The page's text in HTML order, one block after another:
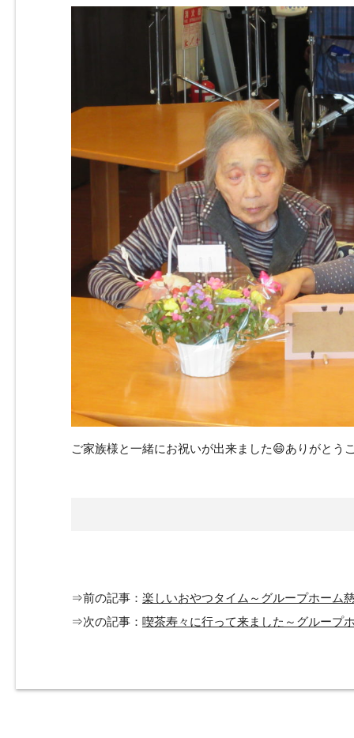
ご家族様と一緒にお祝いが出来ました😄ありがとう
⇒前の記事： 楽しいおやつタイム～グループホーム
⇒次の記事： 喫茶寿々に行って来ました～グループ